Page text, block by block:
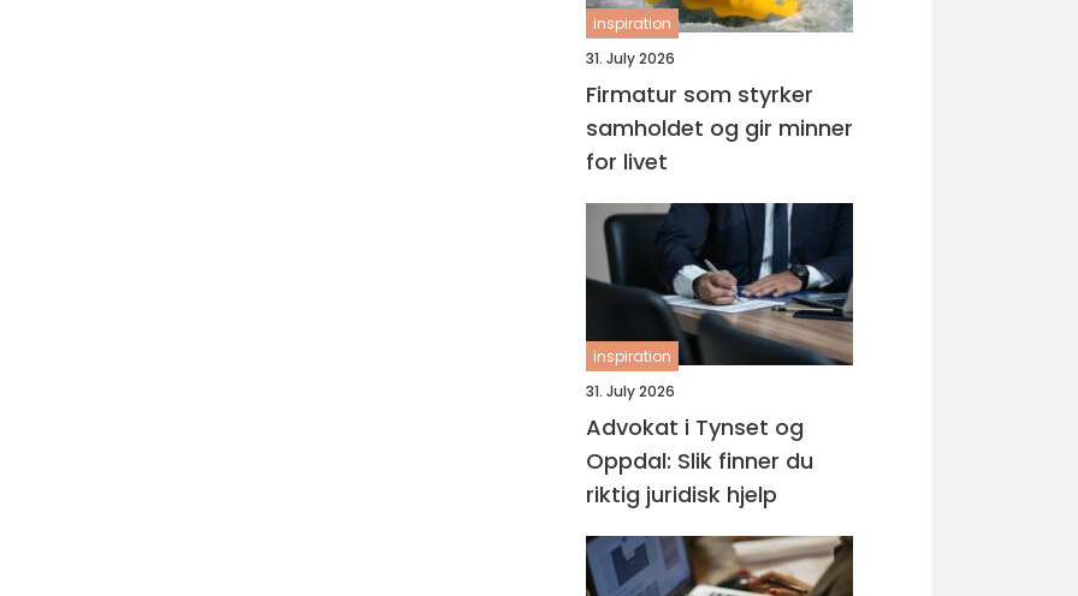
inspiration
31. July 2026
Firmatur som styrker
samholdet og gir minner
for livet
inspiration
31. July 2026
Advokat i Tynset og
Oppdal: Slik finner du
riktig juridisk hjelp